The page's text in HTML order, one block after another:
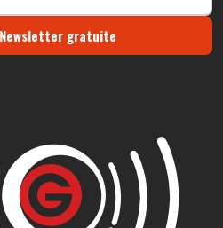
gratuite